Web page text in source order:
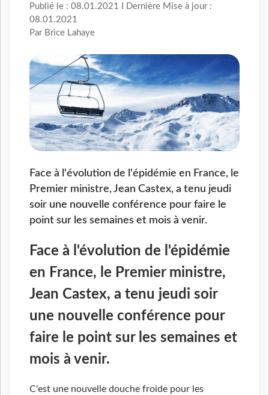
Publié le : 08.01.2021 I Dernière Mise à jour :
08.01.2021
Par Brice Lahaye
Face à l'évolution de l'épidémie en France, le
Premier ministre, Jean Castex, a tenu jeudi
soir une nouvelle conférence pour faire le
point sur les semaines et mois à venir.
Face à l'évolution de l'épidémie
en France, le Premier ministre,
Jean Castex, a tenu jeudi soir
une nouvelle conférence pour
faire le point sur les semaines et
mois à venir.
C'est une nouvelle douche froide pour les